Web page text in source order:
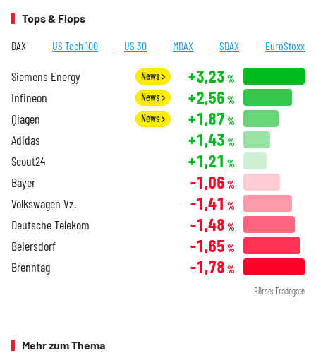
Tops & Flops
DAX US Tech 100 US 30 MDAX SDAX EuroStoxx
Siemens Energy News +3,23 %
Infineon News +2,56 %
Qiagen News +1,87 %
Adidas +1,43 %
Scout24 +1,21 %
Bayer -1,06 %
Volkswagen Vz. -1,41 %
Deutsche Telekom -1,48 %
Beiersdorf -1,65 %
Brenntag -1,78 %
Börse: Tradegate
Mehr zum Thema